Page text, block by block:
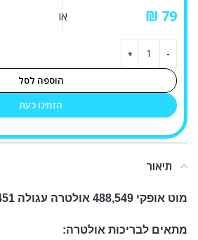
₪ או
הוספה לסל
הזמינו כעת
תיאור
מוט אופקי 488,549 אולטרה עגולה INTEX 11451
מתאים לבריכות אולטרה: